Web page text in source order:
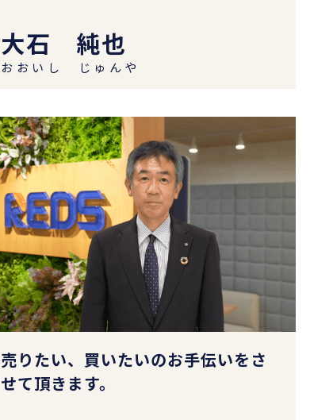
大石 純也
おおいし じゅんや
売りたい、買いたいのお手伝いをさ
せて頂きます。